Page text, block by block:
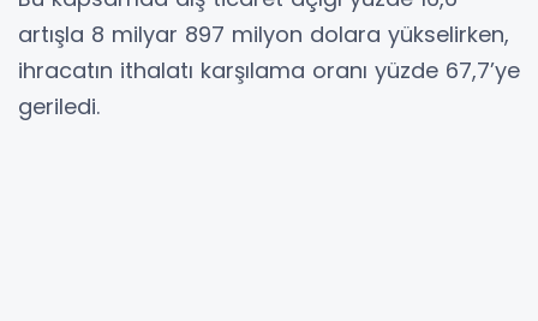
artışla 8 milyar 897 milyon dolara yükselirken,
ihracatın ithalatı karşılama oranı yüzde 67,7’ye
geriledi.